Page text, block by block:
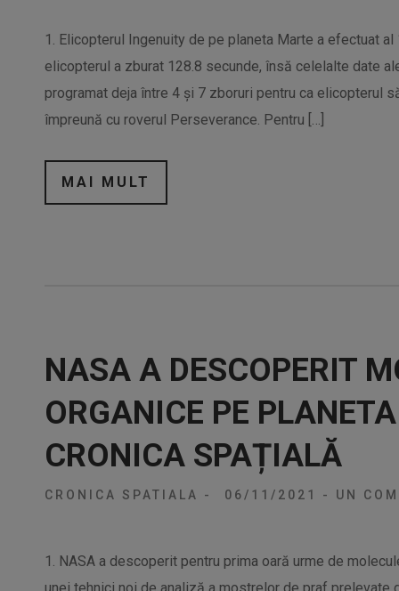
1. Elicopterul Ingenuity de pe planeta Marte a efectuat
elicopterul a zburat 128.8 secunde, însă celelalte date
programat deja între 4 și 7 zboruri pentru ca elicopterul
împreună cu roverul Perseverance. Pentru […]
MAI MULT
NASA A DESCOPERIT
ORGANICE PE
CRONICA SPAȚIALĂ
CRONICA SPATIALA - 06/11/2021 - UN
1. NASA a descoperit pentru prima oară urme de